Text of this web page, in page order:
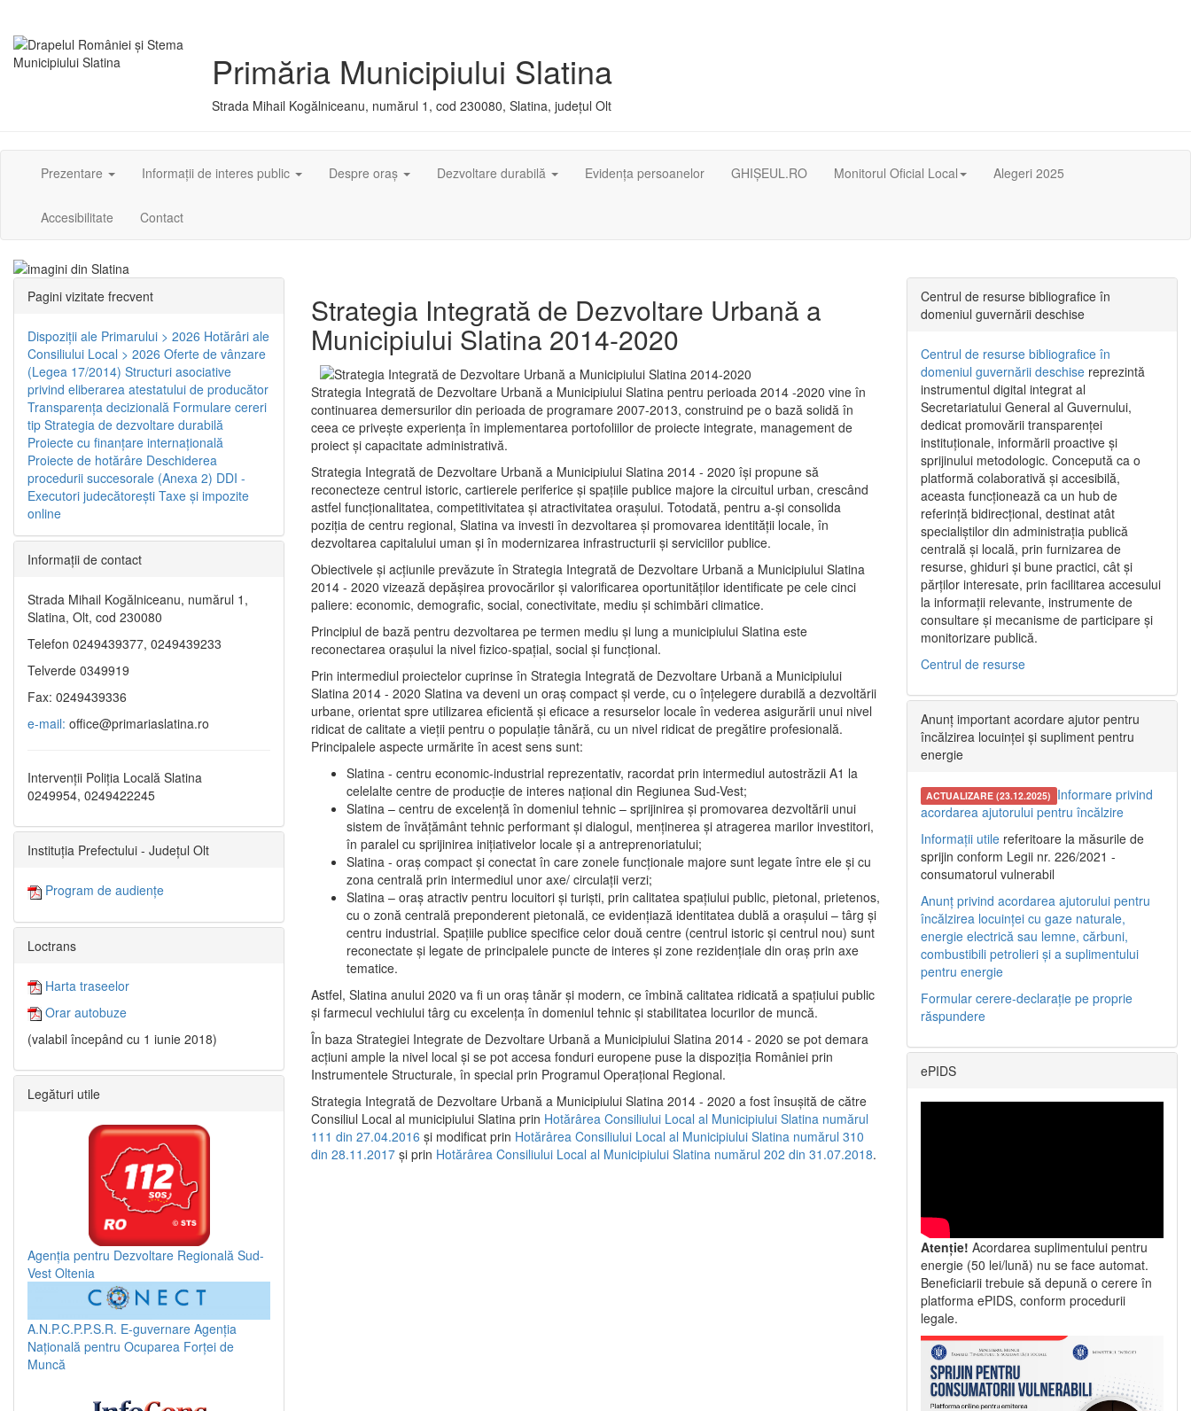
Primăria Municipiului Slatina
Strada Mihail Kogălniceanu, numărul 1, cod 230080, Slatina, județul Olt
Prezentare Informații de interes public Despre oraș Dezvoltare durabilă Evidența persoanelor GHIȘEUL.RO Monitorul Oficial Local Alegeri 2025
Accesibilitate Contact
Strategia Integrată de Dezvoltare Urbană a
Municipiului Slatina 2014-2020
Strategia Integrată de Dezvoltare Urbană a Municipiului Slatina pentru perioada 2014 -2020 vine în
continuarea demersurilor din perioada de programare 2007-2013, construind pe o bază solidă în
ceea ce priveşte experienţa în implementarea portofoliilor de proiecte integrate, management de
proiect și capacitate administrativă.
Strategia Integrată de Dezvoltare Urbană a Municipiului Slatina 2014 - 2020 își propune să
reconecteze centrul istoric, cartierele periferice şi spaţiile publice majore la circuitul urban, crescând
astfel funcţionalitatea, competitivitatea şi atractivitatea oraşului. Totodată, pentru a-şi consolida
poziţia de centru regional, Slatina va investi în dezvoltarea şi promovarea identităţii locale, în
dezvoltarea capitalului uman şi în modernizarea infrastructurii şi serviciilor publice.
Obiectivele şi acţiunile prevăzute în Strategia Integrată de Dezvoltare Urbană a Municipiului Slatina
2014 - 2020 vizează depășirea provocărilor şi valorificarea oportunităţilor identificate pe cele cinci
paliere: economic, demografic, social, conectivitate, mediu şi schimbări climatice.
Principiul de bază pentru dezvoltarea pe termen mediu şi lung a municipiului Slatina este
reconectarea oraşului la nivel fizico-spaţial, social şi funcţional.
Prin intermediul proiectelor cuprinse în Strategia Integrată de Dezvoltare Urbană a Municipiului
Slatina 2014 - 2020 Slatina va deveni un oraş compact şi verde, cu o înţelegere durabilă a dezvoltării
urbane, orientat spre utilizarea eficientă şi eficace a resurselor locale în vederea asigurării unui nivel
ridicat de calitate a vieţii pentru o populaţie tânără, cu un nivel ridicat de pregătire profesională.
Principalele aspecte urmărite în acest sens sunt:
Slatina - centru economic-industrial reprezentativ, racordat prin intermediul autostrăzii A1 la
celelalte centre de producţie de interes naţional din Regiunea Sud-Vest;
Slatina – centru de excelenţă în domeniul tehnic – sprijinirea şi promovarea dezvoltării unui
sistem de învăţământ tehnic performant şi dialogul, menţinerea şi atragerea marilor investitori,
în paralel cu sprijinirea iniţiativelor locale şi a antreprenoriatului;
Slatina - oraş compact şi conectat în care zonele funcţionale majore sunt legate între ele şi cu
zona centrală prin intermediul unor axe/ circulații verzi;
Slatina – oraş atractiv pentru locuitori şi turişti, prin calitatea spaţiului public, pietonal, prietenos,
cu o zonă centrală preponderent pietonală, ce evidenţiază identitatea dublă a oraşului – târg şi
centru industrial. Spaţiile publice specifice celor două centre (centrul istoric şi centrul nou) sunt
reconectate şi legate de principalele puncte de interes şi zone rezidenţiale din oraş prin axe
tematice.
Astfel, Slatina anului 2020 va fi un oraş tânăr şi modern, ce îmbină calitatea ridicată a spaţiului public
şi farmecul vechiului târg cu excelenţa în domeniul tehnic şi stabilitatea locurilor de muncă.
În baza Strategiei Integrate de Dezvoltare Urbană a Municipiului Slatina 2014 - 2020 se pot demara
acţiuni ample la nivel local şi se pot accesa fonduri europene puse la dispoziţia României prin
Instrumentele Structurale, în special prin Programul Operațional Regional.
Strategia Integrată de Dezvoltare Urbană a Municipiului Slatina 2014 - 2020 a fost însuşită de către
Consiliul Local al municipiului Slatina prin Hotărârea Consiliului Local al Municipiului Slatina numărul
111 din 27.04.2016 și modificat prin Hotărârea Consiliului Local al Municipiului Slatina numărul 310
din 28.11.2017 și prin Hotărârea Consiliului Local al Municipiului Slatina numărul 202 din 31.07.2018.
Pagini vizitate frecvent
Dispoziţii ale Primarului > 2026 Hotărâri ale
Consiliului Local > 2026 Oferte de vânzare
(Legea 17/2014) Structuri asociative
privind eliberarea atestatului de producător
Transparenţa decizională Formulare cereri
tip Strategia de dezvoltare durabilă
Proiecte cu finanţare internaţională
Proiecte de hotărâre Deschiderea
procedurii succesorale (Anexa 2) DDI -
Executori judecătorești Taxe şi impozite
online
Informaţii de contact
Strada Mihail Kogălniceanu, numărul 1,
Slatina, Olt, cod 230080
Telefon 0249439377, 0249439233
Telverde 0349919
Fax: 0249439336
e-mail: office@primariaslatina.ro
Intervenții Poliția Locală Slatina
0249954, 0249422245
Instituția Prefectului - Județul Olt
Program de audiențe
Loctrans
Harta traseelor
Orar autobuze
(valabil începând cu 1 iunie 2018)
Legături utile
Agenția pentru Dezvoltare Regională Sud-
Vest Oltenia
A.N.P.C.P.P.S.R. E-guvernare Agenția
Națională pentru Ocuparea Forței de
Muncă
Centrul de resurse bibliografice în
domeniul guvernării deschise
Centrul de resurse bibliografice în
domeniul guvernării deschise reprezintă
instrumentul digital integrat al
Secretariatului General al Guvernului,
dedicat promovării transparenței
instituționale, informării proactive și
sprijinului metodologic. Concepută ca o
platformă colaborativă și accesibilă,
aceasta funcționează ca un hub de
referință bidirecțional, destinat atât
specialiștilor din administrația publică
centrală și locală, prin furnizarea de
resurse, ghiduri și bune practici, cât și
părților interesate, prin facilitarea accesului
la informații relevante, instrumente de
consultare și mecanisme de participare și
monitorizare publică.
Centrul de resurse
Anunț important acordare ajutor pentru
încălzirea locuinței și supliment pentru
energie
ACTUALIZARE (23.12.2025) Informare privind
acordarea ajutorului pentru încălzire
Informații utile referitoare la măsurile de
sprijin conform Legii nr. 226/2021 -
consumatorul vulnerabil
Anunț privind acordarea ajutorului pentru
încălzirea locuinței cu gaze naturale,
energie electrică sau lemne, cărbuni,
combustibili petrolieri și a suplimentului
pentru energie
Formular cerere-declarație pe proprie
răspundere
ePIDS
Atenție! Acordarea suplimentului pentru
energie (50 lei/lună) nu se face automat.
Beneficiarii trebuie să depună o cerere în
platforma ePIDS, conform procedurii
legale.